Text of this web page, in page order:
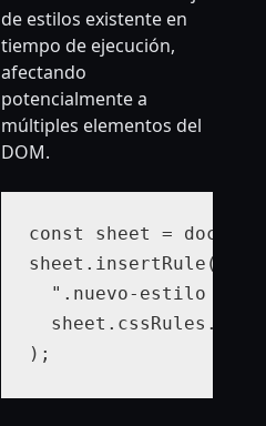
de estilos existente en
tiempo de ejecución,
afectando
potencialmente a
múltiples elementos del
DOM.
const sheet =
sheet.insertRule(
".nuevo-estilo {
);